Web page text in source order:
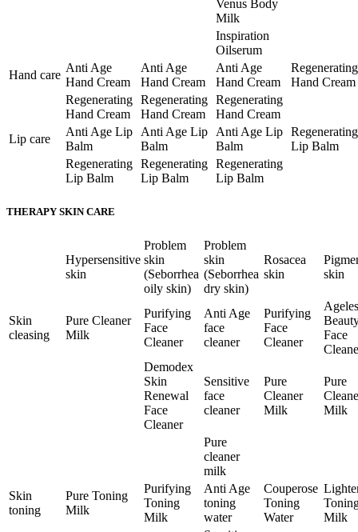
Venus Body
Milk
Inspiration
Oilserum
Hand care
Anti Age
Hand Cream
Anti Age
Hand Cream
Anti Age
Hand Cream
Regenerating
Hand Cream
Regenerating
Hand Cream
Regenerating
Hand Cream
Regenerating
Hand Cream
Lip care
Anti Age Lip
Balm
Anti Age Lip
Balm
Anti Age Lip
Balm
Regenerating
Lip Balm
Regenerating
Lip Balm
Regenerating
Lip Balm
Regenerating
Lip Balm
THERAPY SKIN CARE
Hypersensitive
skin
Problem
skin
(Seborrhea
oily skin)
Problem
skin
(Seborrhea
dry skin)
Rosacea
skin
skin
Skin
cleasing
Pure Cleaner
Milk
Purifying
Face
Cleaner
Anti Age
face
cleaner
Purifying
Face
Cleaner
Face
Demodex
Skin
Renewal
Face
Cleaner
Sensitive
face
cleaner
Pure
Cleaner
Milk
Pure
Milk
Pure
cleaner
milk
Skin
toning
Pure Toning
Milk
Purifying
Toning
Milk
Anti Age
toning
water
Couperose
Toning
Water
Milk